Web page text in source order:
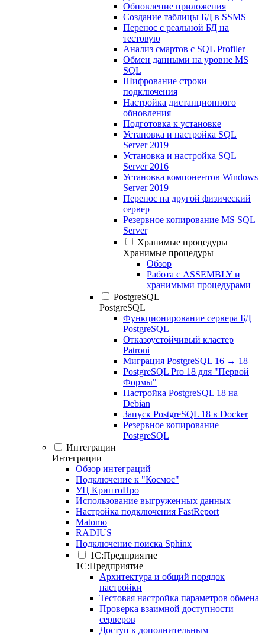
Обновление приложения
Создание таблицы БД в SSMS
Перенос с реальной БД на
тестовую
Анализ смартов с SQL Profiler
Обмен данными на уровне MS
SQL
Шифрование строки
подключения
Настройка дистанционного
обновления
Подготовка к установке
Установка и настройка SQL
Server 2019
Установка и настройка SQL
Server 2016
Установка компонентов Windows
Server 2019
Перенос на другой физический
сервер
Резервное копирование MS SQL
Server
Хранимые процедуры
Хранимые процедуры
Обзор
Работа с ASSEMBLY и
хранимыми процедурами
PostgreSQL
PostgreSQL
Функционирование сервера БД
PostgreSQL
Отказоустойчивый кластер
Patroni
Миграция PostgreSQL 16 → 18
PostgreSQL Pro 18 для "Первой
Формы"
Настройка PostgreSQL 18 на
Debian
Запуск PostgreSQL 18 в Docker
Резервное копирование
PostgreSQL
Интеграции
Интеграции
Обзор интеграций
Подключение к "Космос"
УЦ КриптоПро
Использование выгруженных данных
Настройка подключения FastReport
Matomo
RADIUS
Подключение поиска Sphinx
1С:Предприятие
1С:Предприятие
Архитектура и общий порядок
настройки
Тестовая настройка параметров обмена
Проверка взаимной доступности
серверов
Доступ к дополнительным